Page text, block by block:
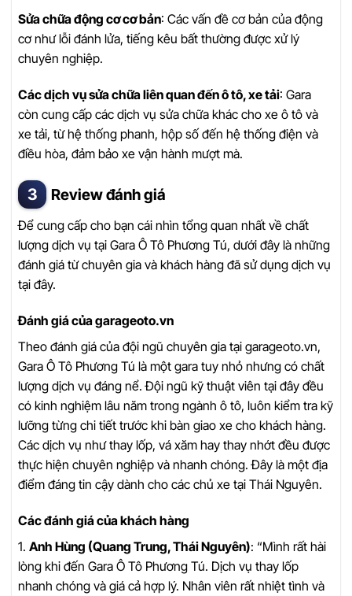
Sửa chữa động cơ cơ bản: Các vấn đề cơ bản của động
cơ như lỗi đánh lửa, tiếng kêu bất thường được xử lý
chuyên nghiệp.
Các dịch vụ sửa chữa liên quan đến ô tô, xe tải: Gara
còn cung cấp các dịch vụ sửa chữa khác cho xe ô tô và
xe tải, từ hệ thống phanh, hộp số đến hệ thống điện và
điều hòa, đảm bảo xe vận hành mượt mà.
Review đánh giá
Để cung cấp cho bạn cái nhìn tổng quan nhất về chất
lượng dịch vụ tại Gara Ô Tô Phương Tú, dưới đây là những
đánh giá từ chuyên gia và khách hàng đã sử dụng dịch vụ
tại đây.
Đánh giá của garageoto.vn
Theo đánh giá của đội ngũ chuyên gia tại garageoto.vn,
Gara Ô Tô Phương Tú là một gara tuy nhỏ nhưng có chất
lượng dịch vụ đáng nể. Đội ngũ kỹ thuật viên tại đây đều
có kinh nghiệm lâu năm trong ngành ô tô, luôn kiểm tra kỹ
lưỡng từng chi tiết trước khi bàn giao xe cho khách hàng.
Các dịch vụ như thay lốp, vá xăm hay thay nhớt đều được
thực hiện chuyên nghiệp và nhanh chóng. Đây là một địa
điểm đáng tin cậy dành cho các chủ xe tại Thái Nguyên.
Các đánh giá của khách hàng
1. Anh Hùng (Quang Trung, Thái Nguyên): “Mình rất hài
lòng khi đến Gara Ô Tô Phương Tú. Dịch vụ thay lốp
nhanh chóng và giá cả hợp lý. Nhân viên rất nhiệt tình và